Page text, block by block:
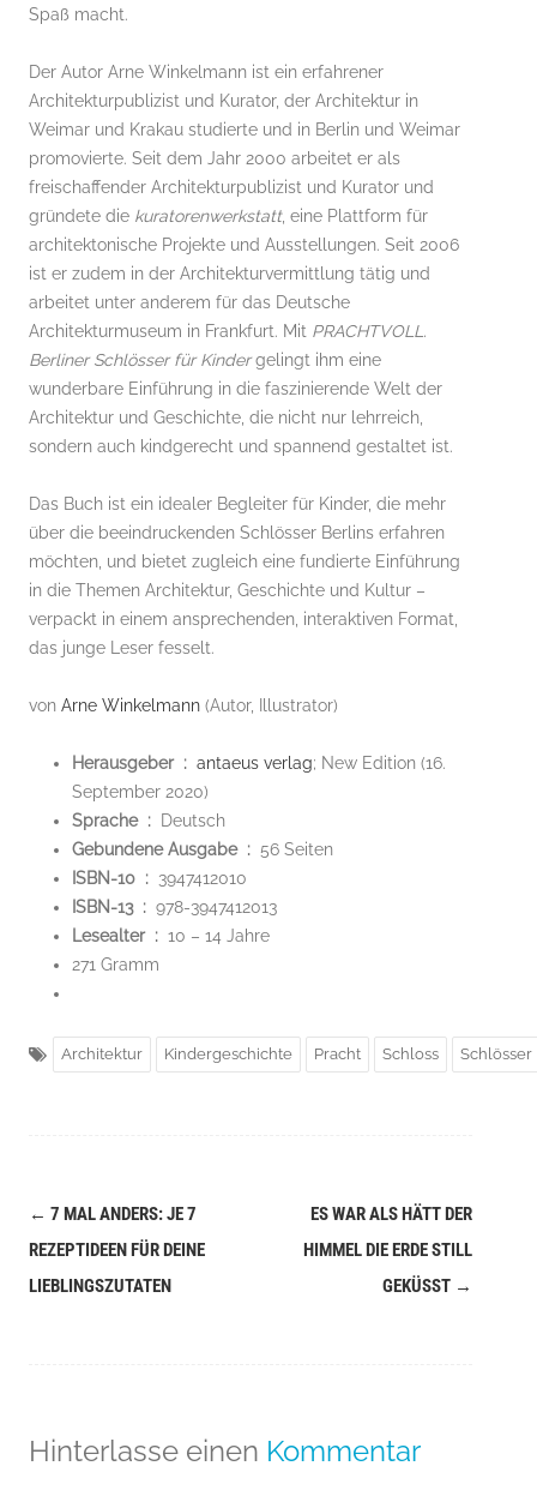
Spaß macht.
Der Autor Arne Winkelmann ist ein erfahrener
Architekturpublizist und Kurator, der Architektur in
Weimar und Krakau studierte und in Berlin und Weimar
promovierte. Seit dem Jahr 2000 arbeitet er als
freischaffender Architekturpublizist und Kurator und
gründete die kuratorenwerkstatt, eine Plattform für
architektonische Projekte und Ausstellungen. Seit 2006
ist er zudem in der Architekturvermittlung tätig und
arbeitet unter anderem für das Deutsche
Architekturmuseum in Frankfurt. Mit PRACHTVOLL.
Berliner Schlösser für Kindergelingt ihm eine
wunderbare Einführung in die faszinierende Welt der
Architektur und Geschichte, die nicht nur lehrreich,
sondern auch kindgerecht und spannend gestaltet ist.
Das Buch ist ein idealer Begleiter für Kinder, die mehr
über die beeindruckenden Schlösser Berlins erfahren
möchten, und bietet zugleich eine fundierte Einführung
in die Themen Architektur, Geschichte und Kultur –
verpackt in einem ansprechenden, interaktiven Format,
das junge Leser fesselt.
von Arne Winkelmann (Autor, Illustrator)
Herausgeber ‏ : ‎ antaeus verlag; New Edition (16.
September 2020)
Sprache ‏ : ‎
Deutsch
Gebundene Ausgabe ‏ : ‎ 56 Seiten
ISBN-10 ‏ : ‎ 3947412010
ISBN-13 ‏ : ‎ 978-3947412013
Lesealter ‏ : ‎ 10 – 14 Jahre
271 Gramm
Architektur Kindergeschichte Pracht Schloss Schlösser
Navigation
(Beiträge)
← 7 MAL ANDERS: JE 7
REZEPTIDEEN FÜR DEINE
LIEBLINGSZUTATEN
ES WAR ALS HÄTT DER
HIMMEL DIE ERDE STILL
GEKÜSST →
Hinterlasse einen Kommentar